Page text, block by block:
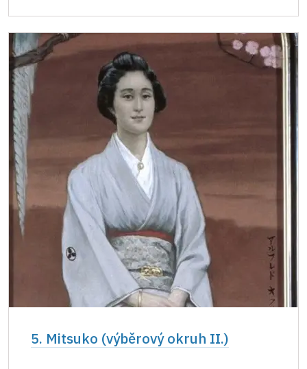
5. Mitsuko (výběrový okruh II.)